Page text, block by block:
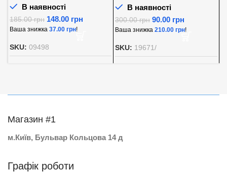
В наявності
185.00грн 148.00 грн
Ваша знижка 37.00 грн!
SKU: 09498
В наявності
300.00грн 90.00 грн
Ваша знижка 210.00 грн!
SKU: 19671/
Магазин #1
м.Київ, Бульвар Кольцова 14 д
Графік роботи